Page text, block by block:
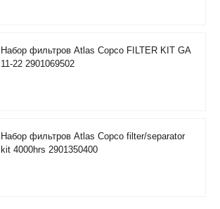
Набор фильтров Atlas Copco FILTER KIT GA
11-22 2901069502
Набор фильтров Atlas Copco filter/separator
kit 4000hrs 2901350400